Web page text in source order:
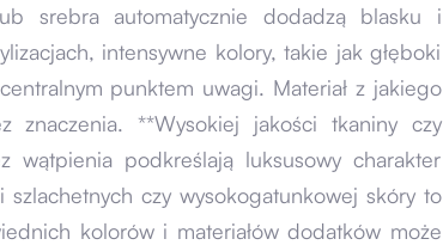
srebra automatycznie dodadzą blasku i
intensywne kolory, takie jak głęboki
punktem uwagi. Materiał z jakiego
**Wysokiej jakości tkaniny czy
podkreślają luksusowy charakter
czy wysokogatunkowej skóry to
kolorów i materiałów dodatków może